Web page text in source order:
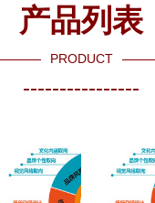
产品列表
PRODUCT
----------------